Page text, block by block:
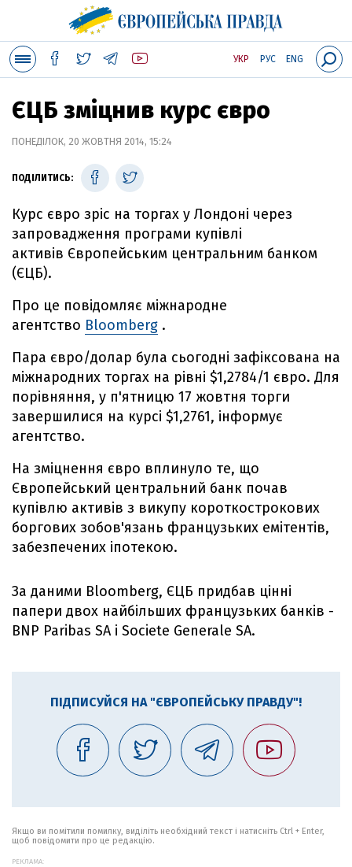
УКР РУС ENG
ЄЦБ зміцнив курс євро
ПОНЕДІЛОК, 20 ЖОВТНЯ 2014, 15:24
ПОДІЛИТИСЬ:
Курс євро зріс на торгах у Лондоні через
запровадження програми купівлі
активів Європейським центральним банком
(ЄЦБ).
Про це повідомляє міжнародне
агентство Bloomberg .
Пара євро/долар була сьогодні зафіксована на
міжнародних торгах на рівні $1,2784/1 євро. Для
порівняння, у п'ятницю 17 жовтня торги
завершилися на курсі $1,2761, інформує
агентство.
На зміцнення євро вплинуло те, що
Європейський центральний банк почав
купівлю активів з викупу короткострокових
боргових зобов'язань французьких емітентів,
забезпечених іпотекою.
За даними Bloomberg, ЄЦБ придбав цінні
папери двох найбільших французьких банків -
BNP Paribas SA і Societe Generale SA.
ПІДПИСУЙСЯ НА "ЄВРОПЕЙСЬКУ ПРАВДУ"!
Якщо ви помітили помилку, виділіть необхідний текст і натисніть Ctrl + Enter,
щоб повідомити про це редакцію.
РЕКЛАМА: